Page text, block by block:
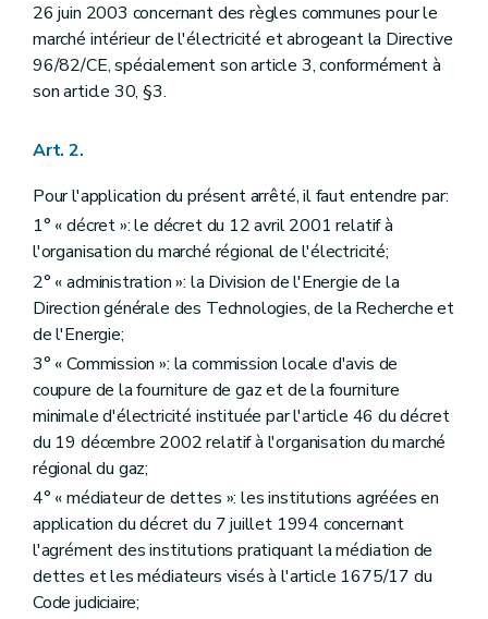
26 juin 2003 concernant des règles communes pour le
marché intérieur de l'électricité et abrogeant la Directive
96/82/CE, spécialement son article 3, conformément à
son article 30, §3.
Art. 2.
Pour l'application du présent arrêté, il faut entendre par:
1° « décret »: le décret du 12 avril 2001 relatif à
l'organisation du marché régional de l'électricité;
2° « administration »: la Division de l'Energie de la
Direction générale des Technologies, de la Recherche et
de l'Energie;
3° « Commission »: la commission locale d'avis de
coupure de la fourniture de gaz et de la fourniture
minimale d'électricité instituée par l'article 46 du décret
du 19 décembre 2002 relatif à l'organisation du marché
régional du gaz;
4° « médiateur de dettes »: les institutions agréées en
application du décret du 7 juillet 1994 concernant
l'agrément des institutions pratiquant la médiation de
dettes et les médiateurs visés à l'article 1675/17 du
Code judiciaire;